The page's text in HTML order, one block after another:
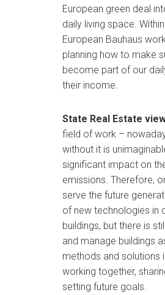
European green deal
daily living space.
European Bauhaus
planning how to make
become part of our
their income.
State Real Estate
field of work –
without it is
significant impact on
emissions. Therefore,
serve the future
of new technologies in
buildings, but there is
and manage buildings
methods and solutions
working together,
setting future goals.